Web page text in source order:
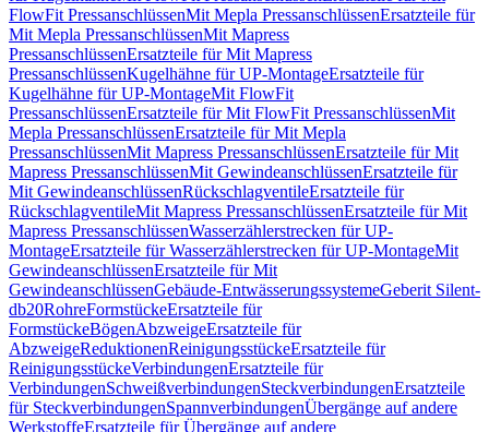
FlowFit PressanschlüssenMit Mepla PressanschlüssenErsatzteile für
Mit Mepla PressanschlüssenMit Mapress
PressanschlüssenErsatzteile für Mit Mapress
PressanschlüssenKugelhähne für UP-MontageErsatzteile für
Kugelhähne für UP-MontageMit FlowFit
PressanschlüssenErsatzteile für Mit FlowFit PressanschlüssenMit
Mepla PressanschlüssenErsatzteile für Mit Mepla
PressanschlüssenMit Mapress PressanschlüssenErsatzteile für Mit
Mapress PressanschlüssenMit GewindeanschlüssenErsatzteile für
Mit GewindeanschlüssenRückschlagventileErsatzteile für
RückschlagventileMit Mapress PressanschlüssenErsatzteile für Mit
Mapress PressanschlüssenWasserzählerstrecken für UP-
MontageErsatzteile für Wasserzählerstrecken für UP-MontageMit
GewindeanschlüssenErsatzteile für Mit
GewindeanschlüssenGebäude-EntwässerungssystemeGeberit Silent-
db20RohreFormstückeErsatzteile für
FormstückeBögenAbzweigeErsatzteile für
AbzweigeReduktionenReinigungsstückeErsatzteile für
ReinigungsstückeVerbindungenErsatzteile für
VerbindungenSchweißverbindungenSteckverbindungenErsatzteile
für SteckverbindungenSpannverbindungenÜbergänge auf andere
WerkstoffeErsatzteile für Übergänge auf andere